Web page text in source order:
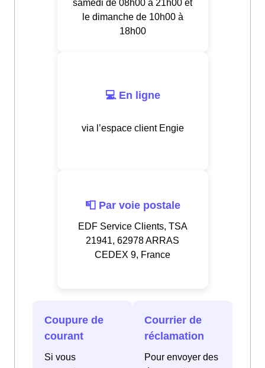
samedi de 08h00 à 21h00 et
le dimanche de 10h00 à
18h00
💻 En ligne
via l’espace client Engie
📮 Par voie postale
EDF Service Clients, TSA
21941, 62978 ARRAS
CEDEX 9, France
Coupure de
courant
Si vous
Courrier de
réclamation
Pour envoyer des